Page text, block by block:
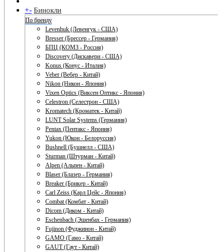
+- Бинокли
По бренду
Levenhuk (Левенгук - США)
Bresser (Брессер - Германия)
БПЦ (КОМЗ - Россия)
Discovery (Дискавери - США)
Konus (Конус - Италия)
Veber (Вебер - Китай)
Nikon (Никон - Япония)
Vixen Optics (Виксен Оптикс - Япония)
Celestron (Селестрон - США)
Kromatech (Кроматек - Китай)
LUNT Solar Systems (Германия)
Pentax (Пентакс - Япония)
Yukon (Юкон - Белоруссия)
Bushnell (Бушнелл - США)
Sturman (Штурман - Китай)
Alpen (Альпен - Китай)
Blaser (Блазер - Германия)
Breaker (Брикер - Китай)
Carl Zeiss (Карл Цейс - Япония)
Combat (Комбат - Китай)
Dicom (Диком - Китай)
Eschenbach (Эшенбах - Германия)
Fujinon (Фуджинон - Китай)
GAMO (Гамо - Китай)
GAUT (Гаут - Китай)